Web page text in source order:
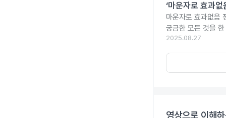
‘마운자로 효과
마운자로 효과없음
궁금한 모든 것을
2025.08.27
영상으로 이해